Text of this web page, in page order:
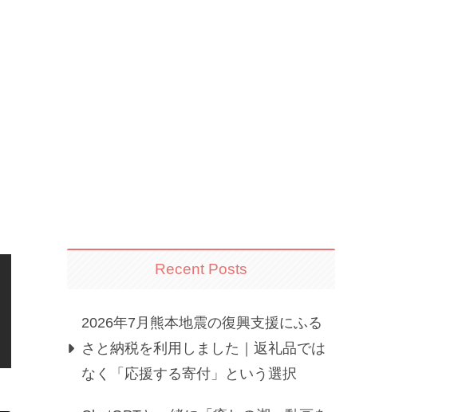
Recent Posts
2026年7月熊本地震の復興支援にふる
さと納税を利用しました｜返礼品では
なく「応援する寄付」という選択